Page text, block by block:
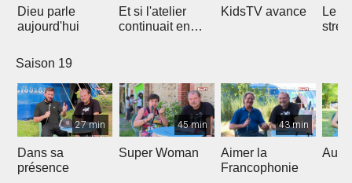
Dieu parle
aujourd'hui
Et si l'atelier
continuait en
KidsTV avance
Le
Saison 19
27 min
Dans sa
présence
45 min
Super Woman
43 min
Aimer la
Francophonie
Au